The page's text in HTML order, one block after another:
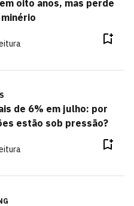
oito anos, mas perde
de 6% em julho: por
estão sob pressão?